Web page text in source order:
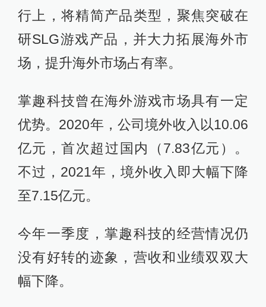
行上，将精简产品类型，聚焦突破在
研SLG游戏产品，并大力拓展海外市
场，提升海外市场占有率。
掌趣科技曾在海外游戏市场具有一定
优势。2020年，公司境外收入以10.06
亿元，首次超过国内（7.83亿元）。
不过，2021年，境外收入即大幅下降
至7.15亿元。
今年一季度，掌趣科技的经营情况仍
没有好转的迹象，营收和业绩双双大
幅下降。